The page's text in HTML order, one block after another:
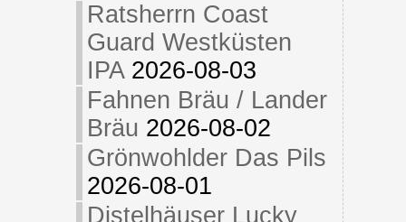
Ratsherrn Coast
Guard Westküsten
IPA 2026-08-03
Fahnen Bräu / Lander
Bräu 2026-08-02
Grönwohlder Das Pils
2026-08-01
Distelhäuser Lucky